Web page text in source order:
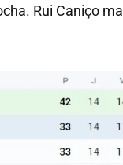
Rui Caniço